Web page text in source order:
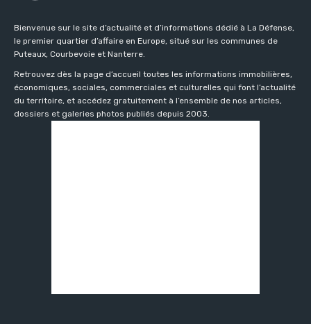
Bienvenue sur le site d’actualité et d’informations dédié à La Défense,
le premier quartier d’affaire en Europe, situé sur les communes de
Puteaux, Courbevoie et Nanterre.
Retrouvez dès la page d’accueil toutes les informations immobilières,
économiques, sociales, commerciales et culturelles qui font l’actualité
du territoire, et accédez gratuitement à l’ensemble de nos articles,
dossiers et galeries photos publiés depuis 2003.